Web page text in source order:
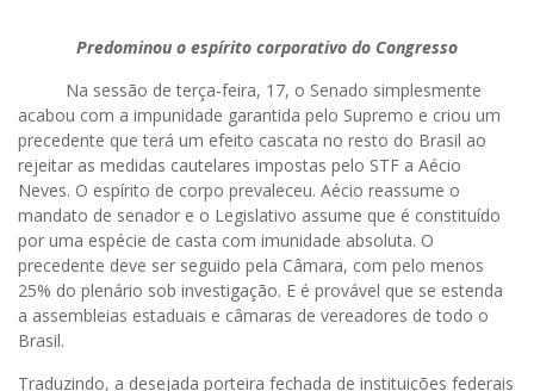
Predominou o espírito corporativo do Congresso
Na sessão de terça-feira, 17, o Senado simplesmente
acabou com a impunidade garantida pelo Supremo e criou um
precedente que terá um efeito cascata no resto do Brasil ao
rejeitar as medidas cautelares impostas pelo STF a Aécio
Neves. O espírito de corpo prevaleceu. Aécio reassume o
mandato de senador e o Legislativo assume que é constituído
por uma espécie de casta com imunidade absoluta. O
precedente deve ser seguido pela Câmara, com pelo menos
25% do plenário sob investigação. E é provável que se estenda
a assembleias estaduais e câmaras de vereadores de todo o
Brasil.
Traduzindo, a desejada porteira fechada de instituições federais